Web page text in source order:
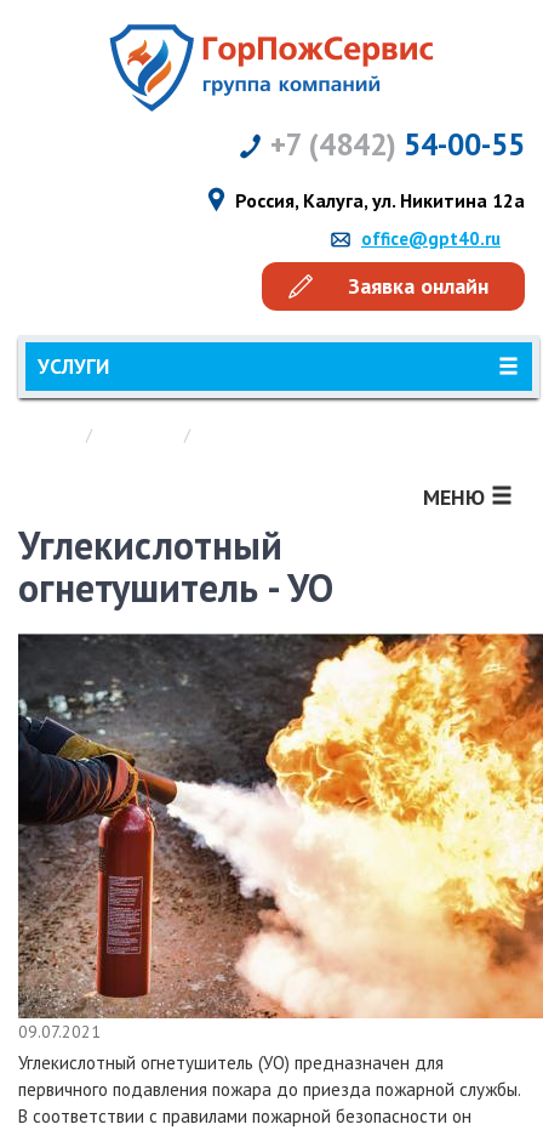
+7 (4842) 54-00-55
Россия, Калуга, ул. Никитина 12а
office@gpt40.ru
Заявка онлайн
УСЛУГИ
МЕНЮ
Углекислотный
огнетушитель - УО
09.07.2021
Углекислотный огнетушитель (УО) предназначен для
первичного подавления пожара до приезда пожарной службы.
В соответствии с правилами пожарной безопасности он